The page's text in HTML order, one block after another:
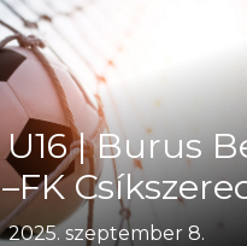
| Burus
2025. szeptember 8.